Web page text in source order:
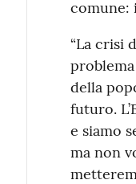
comune:
“La crisi
della
futuro.
e siamo
ma non